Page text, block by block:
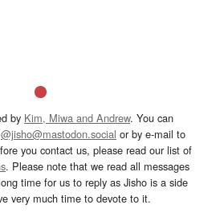
by Kim, Miwa and Andrew. You can
@jisho@mastodon.social or by e-mail to
you contact us, please read our list of
. Please note that we read all messages
time for us to reply as Jisho is a side
very much time to devote to it.